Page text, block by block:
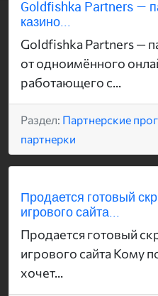
Goldfishka Partners —
казино...
Goldfishka Partners —
от одноимённого
работающего с...
Раздел: Партнерские
партнерки
Продается готовый
игрового сайта...
Продается готовый
игрового сайта Кому
хочет...